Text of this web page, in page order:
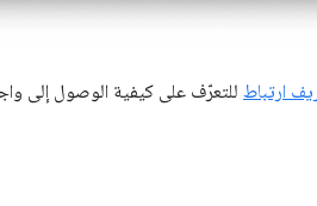
ارتباط للتعرّف على كيفية الوصول إلى